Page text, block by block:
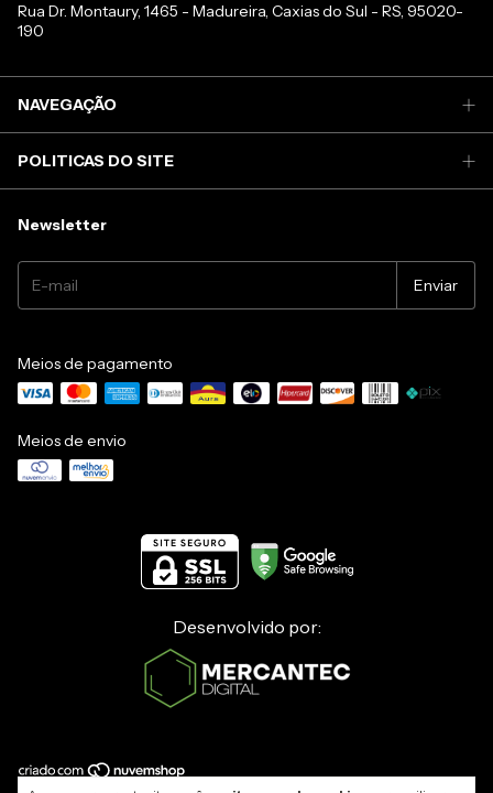
Rua Dr. Montaury, 1465 - Madureira, Caxias do Sul - RS, 95020-
190
NAVEGAÇÃO
POLITICAS DO SITE
Newsletter
Meios de pagamento
Meios de envio
Desenvolvido por: